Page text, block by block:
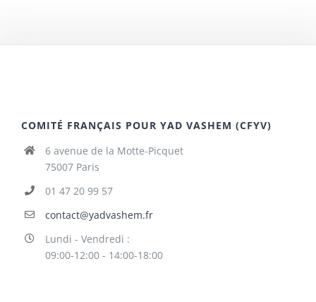
COMITÉ FRANÇAIS POUR YAD VASHEM (CFYV)
6 avenue de la Motte-Picquet
75007 Paris
01 47 20 99 57
contact@yadvashem.fr
Lundi - Vendredi :
09:00-12:00 - 14:00-18:00